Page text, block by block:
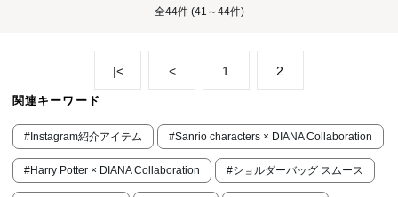
全44件(41～44件)
|< < 1 2
関連キーワード
#Instagram紹介アイテム #Sanrio characters × DIANA Collaboration
#Harry Potter × DIANA Collaboration #ショルダーバッグ スムース